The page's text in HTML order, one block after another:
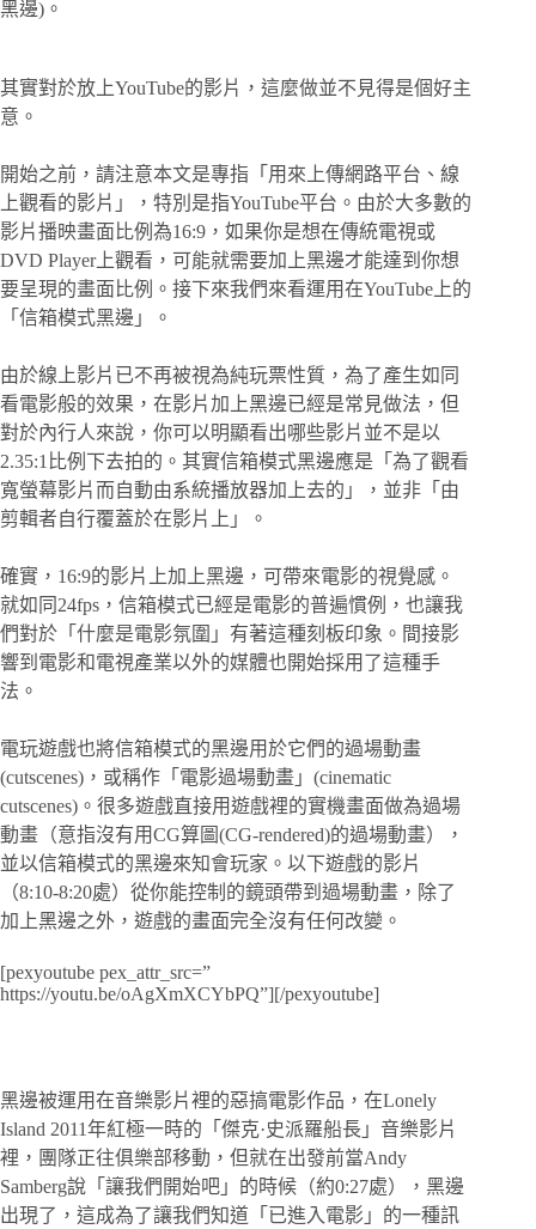
黑邊)。
其實對於放上YouTube的影片，這麼做並不見得是個好主
意。
開始之前，請注意本文是專指「用來上傳網路平台、線
上觀看的影片」，特別是指YouTube平台。由於大多數的
影片播映畫面比例為16:9，如果你是想在傳統電視或
DVD Player上觀看，可能就需要加上黑邊才能達到你想
要呈現的畫面比例。接下來我們來看運用在YouTube上的
「信箱模式黑邊」。
由於線上影片已不再被視為純玩票性質，為了產生如同
看電影般的效果，在影片加上黑邊已經是常見做法，但
對於內行人來說，你可以明顯看出哪些影片並不是以
2.35:1比例下去拍的。其實信箱模式黑邊應是「為了觀看
寬螢幕影片而自動由系統播放器加上去的」，並非「由
剪輯者自行覆蓋於在影片上」。
確實，16:9的影片上加上黑邊，可帶來電影的視覺感。
就如同24fps，信箱模式已經是電影的普遍慣例，也讓我
們對於「什麼是電影氛圍」有著這種刻板印象。間接影
響到電影和電視產業以外的媒體也開始採用了這種手
法。
電玩遊戲也將信箱模式的黑邊用於它們的過場動畫
(cutscenes)，或稱作「電影過場動畫」(cinematic
cutscenes)。很多遊戲直接用遊戲裡的實機畫面做為過場
動畫（意指沒有用CG算圖(CG-rendered)的過場動畫），
並以信箱模式的黑邊來知會玩家。以下遊戲的影片
（8:10-8:20處）從你能控制的鏡頭帶到過場動畫，除了
加上黑邊之外，遊戲的畫面完全沒有任何改變。
[pexyoutube pex_attr_src=”
https://youtu.be/oAgXmXCYbPQ”][/pexyoutube]
黑邊被運用在音樂影片裡的惡搞電影作品，在Lonely
Island 2011年紅極一時的「傑克·史派羅船長」音樂影片
裡，團隊正往俱樂部移動，但就在出發前當Andy
Samberg說「讓我們開始吧」的時候（約0:27處），黑邊
出現了，這成為了讓我們知道「已進入電影」的一種訊